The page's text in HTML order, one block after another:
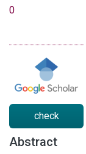
0
check
Abstract